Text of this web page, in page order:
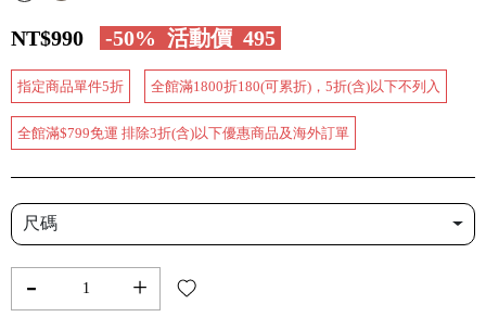
NT$990 -50% 活動價 495
指定商品單件5折 全館滿1800折180(可累折)，5折(含)以下不列入
全館滿$799免運 排除3折(含)以下優惠商品及海外訂單
尺碼
- +